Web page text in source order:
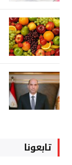
تابعونا